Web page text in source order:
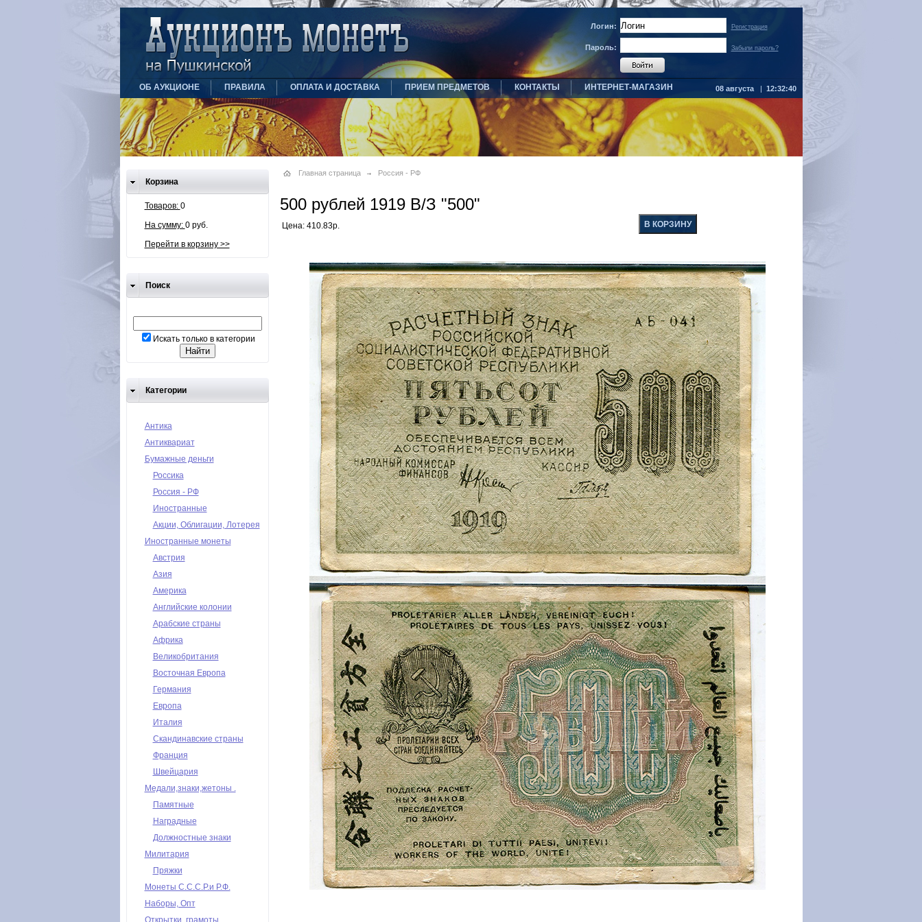
Логин: Регистрация
Пароль: Забыли пароль?
ОБ АУКЦИОНЕ ПРАВИЛА ОПЛАТА И ДОСТАВКА ПРИЕМ ПРЕДМЕТОВ КОНТАКТЫ ИНТЕРНЕТ-МАГАЗИН 08 августа | 12:32:40
Корзина
Товаров: 0
На сумму: 0 руб.
Перейти в корзину >>
Поиск
Искать только в категории
Категории
Антика
Антиквариат
Бумажные деньги
Россика
Россия - РФ
Иностранные
Акции, Облигации, Лотерея
Иностранные монеты
Австрия
Азия
Америка
Английские колонии
Арабские страны
Африка
Великобритания
Восточная Европа
Германия
Европа
Италия
Скандинавские страны
Франция
Швейцария
Медали,знаки,жетоны .
Памятные
Наградные
Должностные знаки
Милитария
Пряжки
Монеты С.С.С.Р.и Р.Ф.
Наборы, Опт
Открытки, грамоты,
Главная страница Россия - РФ
500 рублей 1919 В/З "500"
Цена: 410.83р.